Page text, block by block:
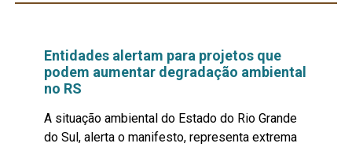
Entidades alertam para projetos que
podem aumentar degradação ambiental
no RS
A situação ambiental do Estado do Rio Grande
do Sul, alerta o manifesto, representa extrema